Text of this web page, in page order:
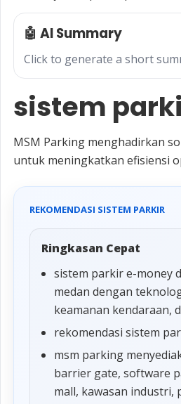
🤖 AI Summary
Click to generate a short
sistem
MSM Parking menghadirkan
untuk meningkatkan efisiensi
REKOMENDASI SISTEM PARKIR
Ringkasan Cepat
sistem parkir e-money
medan dengan
keamanan kendaraan,
rekomendasi sistem
msm parking
barrier gate, software
mall, kawasan industri,